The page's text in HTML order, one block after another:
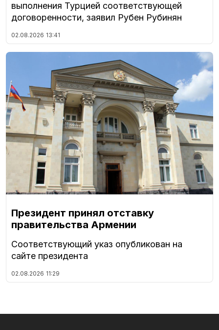
выполнения Турцией соответствующей
договоренности, заявил Рубен Рубинян
02.08.2026 13:41
Президент принял отставку
правительства Армении
Соответствующий указ опубликован на
сайте президента
02.08.2026 11:29